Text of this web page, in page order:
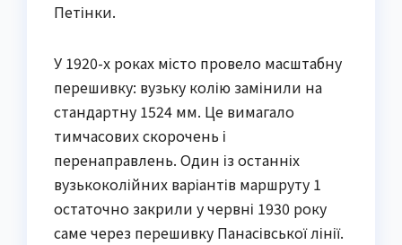
Петінки.
У 1920-х роках місто провело масштабну
перешивку: вузьку колію замінили на
стандартну 1524 мм. Це вимагало
тимчасових скорочень і
перенаправлень. Один із останніх
вузькоколійних варіантів маршруту 1
остаточно закрили у червні 1930 року
саме через перешивку Панасівської лінії.